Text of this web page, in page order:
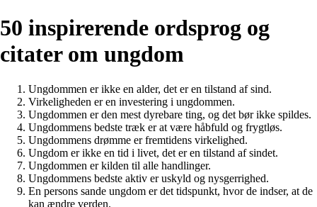
50 inspirerende ordsprog og
citater om ungdom
Ungdommen er ikke en alder, det er en tilstand af sind.
Virkeligheden er en investering i ungdommen.
Ungdommen er den mest dyrebare ting, og det bør ikke spildes.
Ungdommens bedste træk er at være håbfuld og frygtløs.
Ungdommens drømme er fremtidens virkelighed.
Ungdom er ikke en tid i livet, det er en tilstand af sindet.
Ungdommen er kilden til alle handlinger.
Ungdommens bedste aktiv er uskyld og nysgerrighed.
En persons sande ungdom er det tidspunkt, hvor de indser, at de
kan ændre verden.